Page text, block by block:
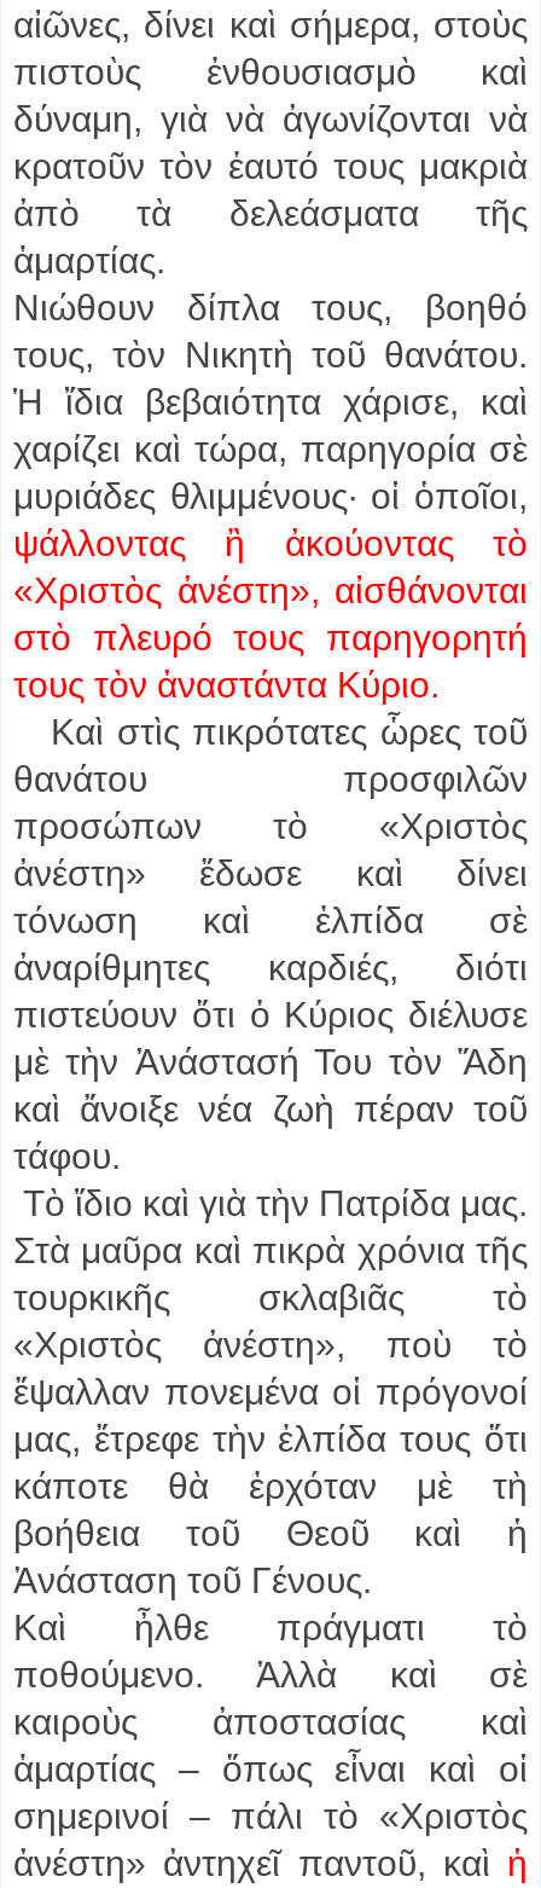
αἰῶνες, δίνει καὶ σήμερα, στοὺς
πιστοὺς ἐνθουσιασμὸ καὶ
δύναμη, γιὰ νὰ ἀγωνίζονται νὰ
κρατοῦν τὸν ἑαυτό τους μακριὰ
ἀπὸ τὰ δελεάσματα τῆς
ἁμαρτίας.
Νιώθουν δίπλα τους, βοηθό
τους, τὸν Νικητὴ τοῦ θανάτου.
Ἡ ἴδια βεβαιότητα χάρισε, καὶ
χαρίζει καὶ τώρα, παρηγορία σὲ
μυριάδες θλιμμένους· οἱ ὁποῖοι,
ψάλλοντας ἢ ἀκούοντας τὸ
«Χριστὸς ἀνέστη», αἰσθάνονται
στὸ πλευρό τους παρηγορητή
τους τὸν ἀναστάντα Κύριο.
Καὶ στὶς πικρότατες ὧρες τοῦ
θανάτου προσφιλῶν
προσώπων τὸ «Χριστὸς
ἀνέστη» ἔδωσε καὶ δίνει
τόνωση καὶ ἐλπίδα σὲ
ἀναρίθμητες καρδιές, διότι
πιστεύουν ὅτι ὁ Κύριος διέλυσε
μὲ τὴν Ἀνάστασή Του τὸν Ἅδη
καὶ ἄνοιξε νέα ζωὴ πέραν τοῦ
τάφου.
Τὸ ἴδιο καὶ γιὰ τὴν Πατρίδα μας.
Στὰ μαῦρα καὶ πικρὰ χρόνια τῆς
τουρκικῆς σκλαβιᾶς τὸ
«Χριστὸς ἀνέστη», ποὺ τὸ
ἔψαλλαν πονεμένα οἱ πρόγονοί
μας, ἔτρεφε τὴν ἐλπίδα τους ὅτι
κάποτε θὰ ἐρχόταν μὲ τὴ
βοήθεια τοῦ Θεοῦ καὶ ἡ
Ἀνάσταση τοῦ Γένους.
Καὶ ἦλθε πράγματι τὸ
ποθούμενο. Ἀλλὰ καὶ σὲ
καιροὺς ἀποστασίας καὶ
ἁμαρτίας – ὅπως εἶναι καὶ οἱ
σημερινοί – πάλι τὸ «Χριστὸς
ἀνέστη» ἀντηχεῖ παντοῦ, καὶ ἡ